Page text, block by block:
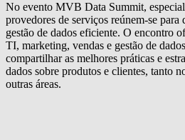
No evento MVB Data Summit,
provedores de serviços reúnem-se para
gestão de dados eficiente. O encontro
TI, marketing, vendas e gestão de
compartilhar as melhores práticas e
dados sobre produtos e clientes, tanto
outras áreas.